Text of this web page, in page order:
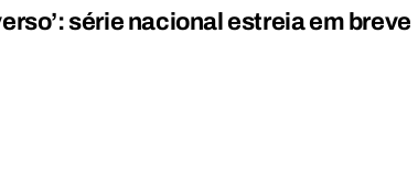
série nacional estreia em breve